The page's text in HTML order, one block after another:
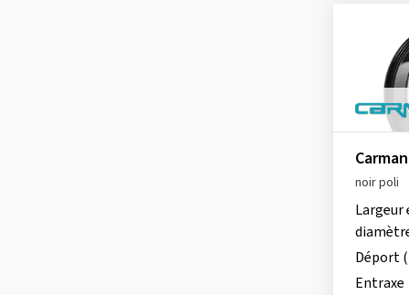
noir poli
Largeur
Déport
Entraxe